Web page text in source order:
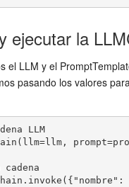
ejecutar la
el LLM y el
pasando los valores
LLM